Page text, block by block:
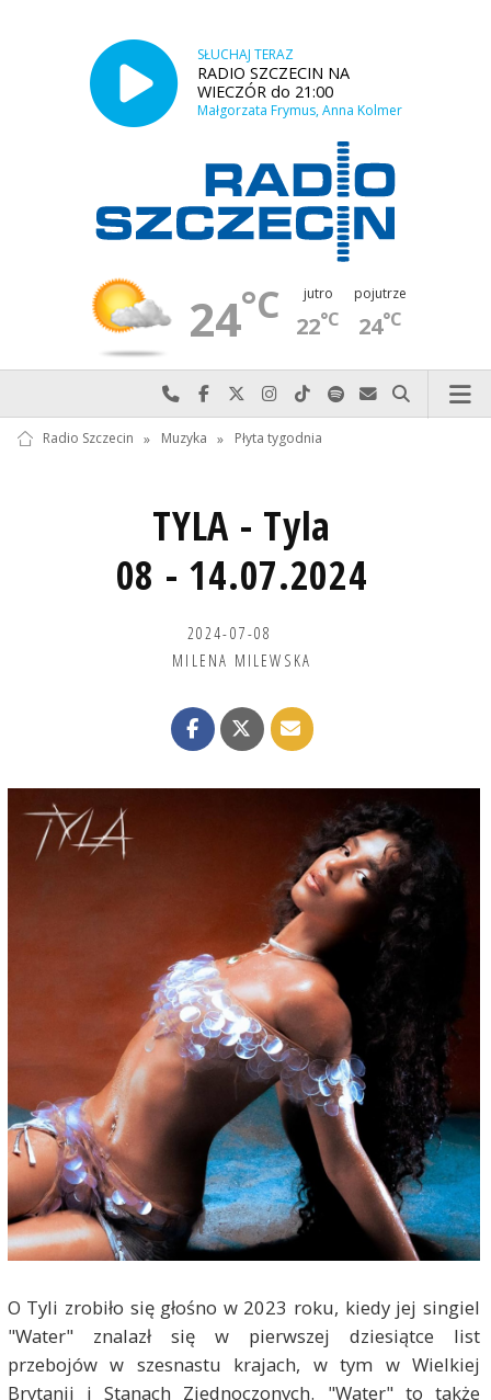
SŁUCHAJ TERAZ
RADIO SZCZECIN NA
WIECZÓR do 21:00
Małgorzata Frymus, Anna Kolmer
24°C jutro
22°C
pojutrze
24°C
Najlepiej po prostu do nas zadzwoń
Odwiedź nas na Facebook-u
Odwiedź nas na X
Odwiedź nas na Instagram-ie
Odwiedź nas na TikTok-u
Szukaj nas na Spotify
Wyślij do nas
Szukaj
Radio Szczecin » Muzyka » Płyta tygodnia
TYLA - Tyla
08 - 14.07.2024
2024-07-08
MILENA MILEWSKA
O Tyli zrobiło się głośno w 2023 roku, kiedy jej singiel
"Water" znalazł się w pierwszej dziesiątce list
przebojów w szesnastu krajach, w tym w Wielkiej
Brytanii i Stanach Zjednoczonych. "Water" to także